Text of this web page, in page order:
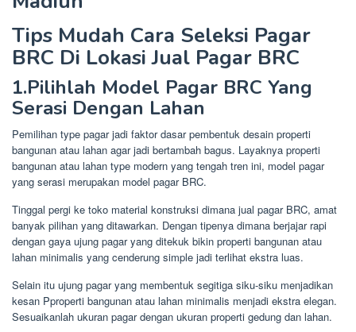
Tips Mudah Cara Seleksi Pagar
BRC Di Lokasi Jual Pagar BRC
1.Pilihlah Model Pagar BRC Yang
Serasi Dengan Lahan
Pemilihan type pagar jadi faktor dasar pembentuk desain properti
bangunan atau lahan agar jadi bertambah bagus. Layaknya properti
bangunan atau lahan type modern yang tengah tren ini, model pagar
yang serasi merupakan model pagar BRC.
Tinggal pergi ke toko material konstruksi dimana jual pagar BRC, amat
banyak pilihan yang ditawarkan. Dengan tipenya dimana berjajar rapi
dengan gaya ujung pagar yang ditekuk bikin properti bangunan atau
lahan minimalis yang cenderung simple jadi terlihat ekstra luas.
Selain itu ujung pagar yang membentuk segitiga siku-siku menjadikan
kesan Pproperti bangunan atau lahan minimalis menjadi ekstra elegan.
Sesuaikanlah ukuran pagar dengan ukuran properti gedung dan lahan.